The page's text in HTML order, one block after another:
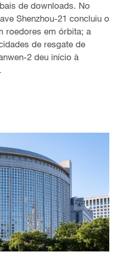
de downloads. No
Shenzhou-21 concluiu o
roedores em órbita; a
de resgate de
2 deu início à